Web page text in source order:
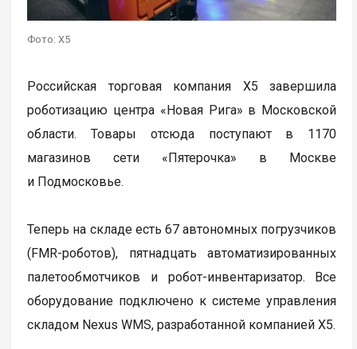
Фото: X5
Российская торговая компания X5 завершила
роботизацию центра «Новая Рига» в Московской
области. Товары отсюда поступают в 1170
магазинов сети «Пятерочка» в Москве
и Подмосковье.
Теперь на складе есть 67 автономных погрузчиков
(FMR-роботов), пятнадцать автоматизированных
палетообмотчиков и робот-инвентаризатор. Все
оборудование подключено к системе управления
складом Nexus WMS, разработанной компанией Х5.